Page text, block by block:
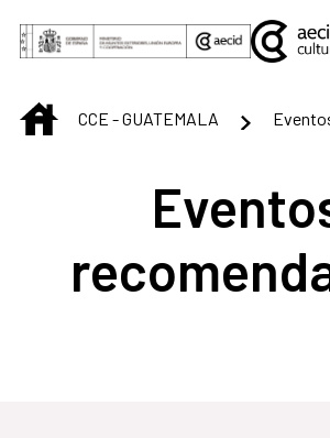
Saltar al contenido principal
INICIOCCE - GUATEMALA